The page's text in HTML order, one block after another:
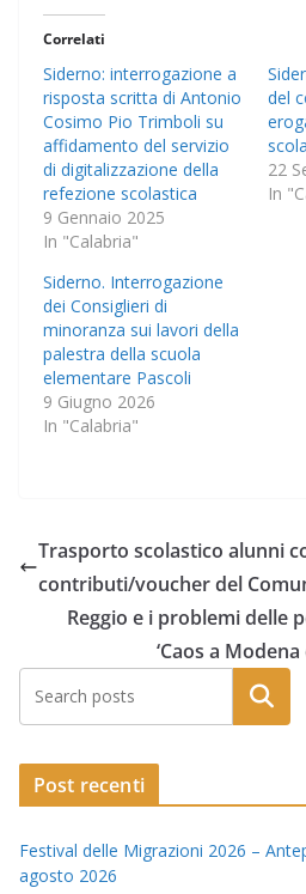
Correlati
Siderno: interrogazione a
risposta scritta di Antonio
Cosimo Pio Trimboli su
affidamento del servizio
di digitalizzazione della
refezione scolastica
9 Gennaio 2025
In "Calabria"
del
22
In
Siderno. Interrogazione
dei Consiglieri di
minoranza sui lavori della
palestra della scuola
elementare Pascoli
9 Giugno 2026
In "Calabria"
Trasporto scolastico alunni
contributi/voucher del
Reggio e i problemi delle
‘Caos a
Post recenti
Festival delle Migrazioni 2026 –
agosto 2026